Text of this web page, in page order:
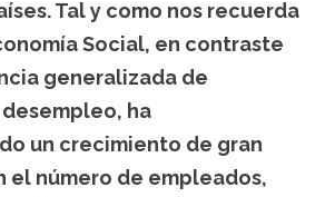
Tal y como nos recuerda
Social, en contraste
generalizada de
ha
un crecimiento de gran
el número de empleados,